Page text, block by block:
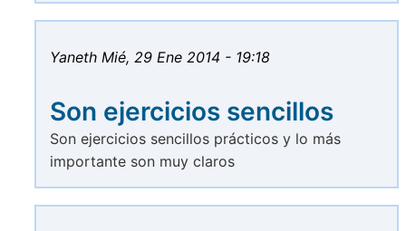
Yaneth Mié, 29 Ene 2014 - 19:18
Son ejercicios sencillos
Son ejercicios sencillos prácticos y lo más
importante son muy claros